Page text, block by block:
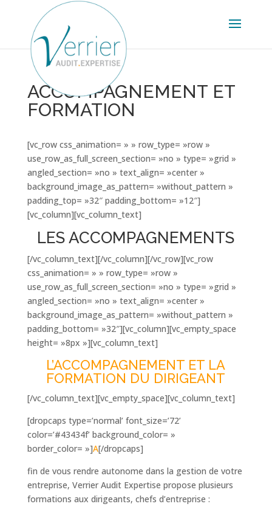
ACCOMPAGNEMENT ET
FORMATION
[vc_row css_animation= » » row_type= »row »
use_row_as_full_screen_section= »no » type= »grid »
angled_section= »no » text_align= »center »
background_image_as_pattern= »without_pattern »
padding_top= »32″ padding_bottom= »12″]
[vc_column][vc_column_text]
LES ACCOMPAGNEMENTS
[/vc_column_text][/vc_column][/vc_row][vc_row
css_animation= » » row_type= »row »
use_row_as_full_screen_section= »no » type= »grid »
angled_section= »no » text_align= »center »
background_image_as_pattern= »without_pattern »
padding_bottom= »32″][vc_column][vc_empty_space
height= »8px »][vc_column_text]
L’ACCOMPAGNEMENT ET LA
FORMATION DU DIRIGEANT
[/vc_column_text][vc_empty_space][vc_column_text]
[dropcaps type=’normal’ font_size=’72’
color=’#43434f’ background_color= »
border_color= »]A[/dropcaps]
fin de vous rendre autonome dans la gestion de votre
entreprise, Verrier Audit Expertise propose plusieurs
formations aux dirigeants, chefs d’entreprise :